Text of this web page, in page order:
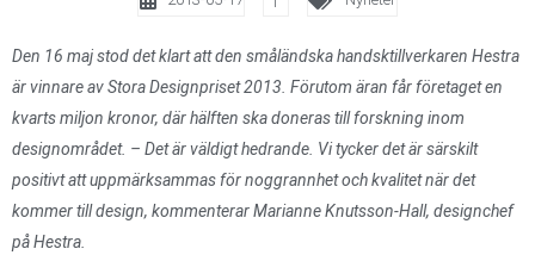
Den 16 maj stod det klart att den småländska handsktillverkaren Hestra
är vinnare av Stora Designpriset 2013. Förutom äran får företaget en
kvarts miljon kronor, där hälften ska doneras till forskning inom
designområdet. – Det är väldigt hedrande. Vi tycker det är särskilt
positivt att uppmärksammas för noggrannhet och kvalitet när det
kommer till design, kommenterar Marianne Knutsson-Hall, designchef
på Hestra.